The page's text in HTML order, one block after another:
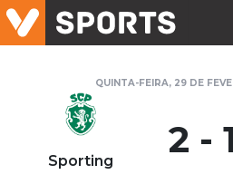
QUINTA-FEIRA, 29 DE
Sporting 2 -